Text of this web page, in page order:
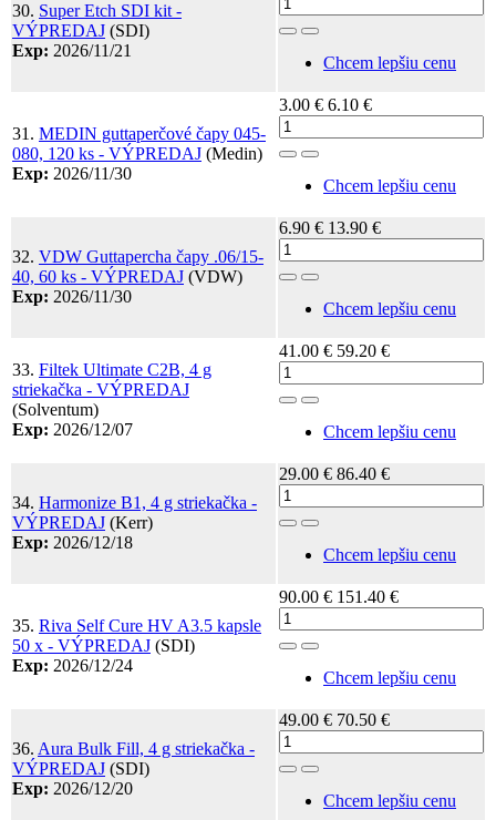
30. Super Etch SDI kit -
VÝPREDAJ (SDI)
Exp: 2026/11/21
Toggle Dropdown
Chcem lepšiu cenu
31. MEDIN guttaperčové čapy 045-
080, 120 ks - VÝPREDAJ (Medin)
Exp: 2026/11/30
3.00 € 6.10 €
Toggle Dropdown
Chcem lepšiu cenu
32. VDW Guttapercha čapy .06/15-
40, 60 ks - VÝPREDAJ (VDW)
Exp: 2026/11/30
6.90 € 13.90 €
Toggle Dropdown
Chcem lepšiu cenu
33. Filtek Ultimate C2B, 4 g
striekačka - VÝPREDAJ
(Solventum)
Exp: 2026/12/07
41.00 € 59.20 €
Toggle Dropdown
Chcem lepšiu cenu
34. Harmonize B1, 4 g striekačka -
VÝPREDAJ (Kerr)
Exp: 2026/12/18
29.00 € 86.40 €
Toggle Dropdown
Chcem lepšiu cenu
35. Riva Self Cure HV A3.5 kapsle
50 x - VÝPREDAJ (SDI)
Exp: 2026/12/24
90.00 € 151.40 €
Toggle Dropdown
Chcem lepšiu cenu
36. Aura Bulk Fill, 4 g striekačka -
VÝPREDAJ (SDI)
Exp: 2026/12/20
49.00 € 70.50 €
Toggle Dropdown
Chcem lepšiu cenu